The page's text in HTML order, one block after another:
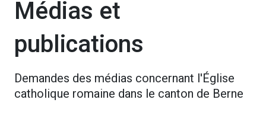
Médias et
publications
Demandes des médias concernant l'Église
catholique romaine dans le canton de Berne